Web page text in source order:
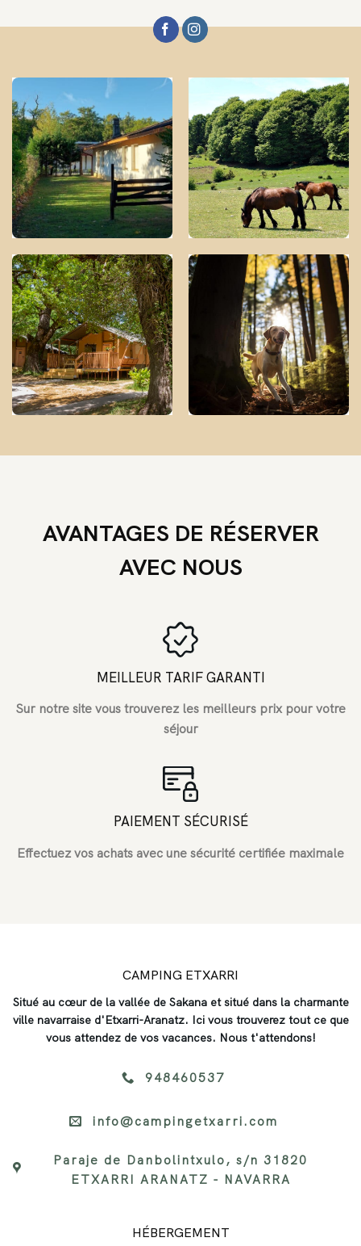
AVANTAGES DE RÉSERVER
AVEC NOUS
MEILLEUR TARIF GARANTI
Sur notre site vous trouverez les meilleurs prix pour votre
séjour
PAIEMENT SÉCURISÉ
Effectuez vos achats avec une sécurité certifiée maximale
CAMPING ETXARRI
Situé au cœur de la vallée de Sakana et situé dans la charmante
ville navarraise d'Etxarri-Aranatz. Ici vous trouverez tout ce que
vous attendez de vos vacances. Nous t'attendons!
948460537
info@campingetxarri.com
Paraje de Danbolintxulo, s/n 31820
ETXARRI ARANATZ - NAVARRA
HÉBERGEMENT